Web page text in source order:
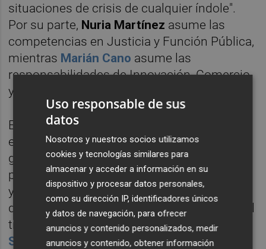
situaciones de crisis de cualquier índole".
Por su parte, Nuria Martínez asume las
competencias en Justicia y Función Pública,
mientras Marián Cano asume las
responsabilidades de Innovación, Comercio
y Turismo.
El Consell, en palabras de Mazón, será el
encargado de desplegar "una acción
gubernamental con todas las garantías y sin
perder ni un minuto en un contexto de rabia
y dolor, por amargo que sea". Durante su
discurso, en el que también ha reconocido el
trabajo prestado a las conselleras cesadas,
Salomé Pradasy Nuria Montes, el jefe del
Uso responsable de sus
datos
Nosotros y nuestros socios utilizamos
cookies y tecnologías similares para
almacenar y acceder a información en su
dispositivo y procesar datos personales,
como su dirección IP, identificadores únicos
y datos de navegación, para ofrecer
anuncios y contenido personalizados, medir
anuncios y contenido, obtener información